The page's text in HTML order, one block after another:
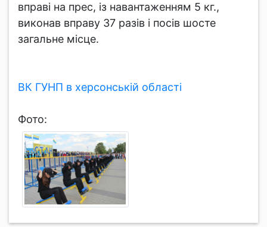
вправі на прес, із навантаженням 5 кг.,
виконав вправу 37 разів і посів шосте
загальне місце.
ВК ГУНП в херсонській області
Фото: